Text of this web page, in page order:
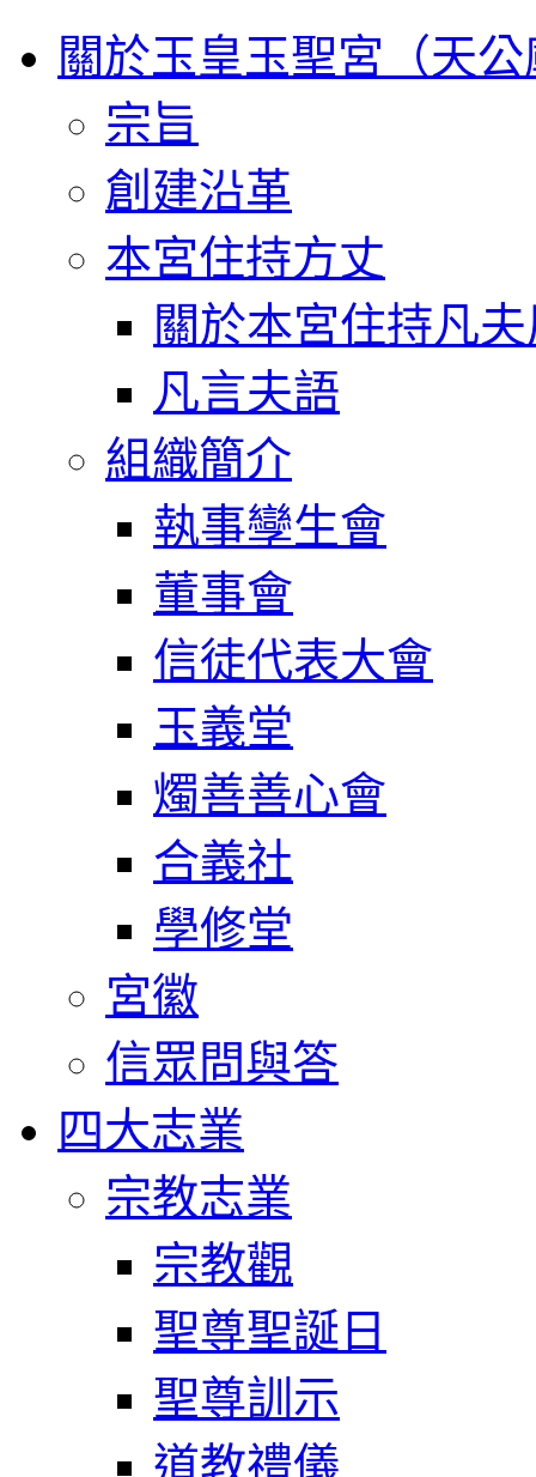
關於玉皇玉聖宮（天
宗旨
創建沿革
本宮住持方丈
關於本宮住持凡
凡言夫語
組織簡介
執事孿生會
董事會
信徒代表大會
玉義堂
燭善善心會
合義社
學修堂
宮徽
信眾問與答
四大志業
宗教志業
宗教觀
聖尊聖誕日
聖尊訓示
道教禮儀